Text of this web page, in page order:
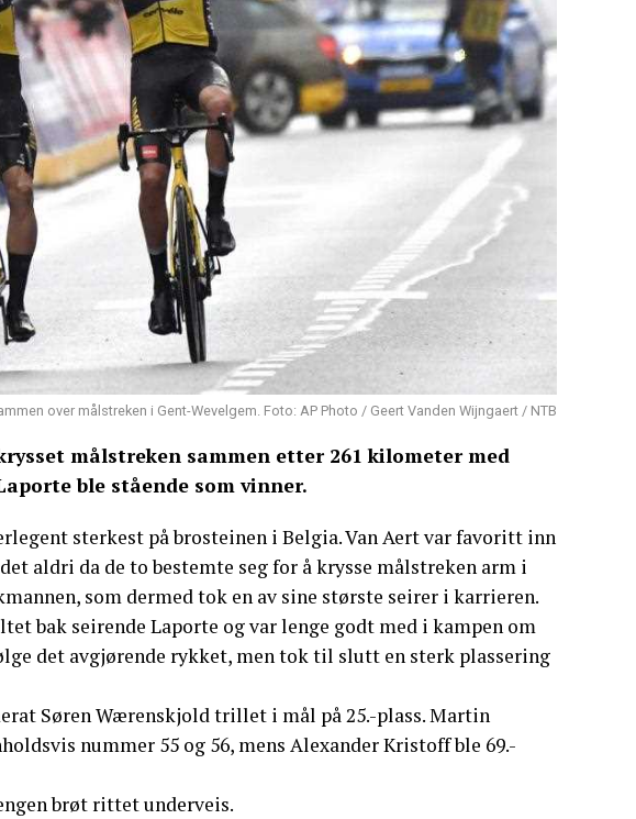
over målstreken i Gent-Wevelgem. Foto: AP Photo / Geert Vanden Wijngaert / NTB
målstreken sammen etter 261 kilometer med
ble stående som vinner.
sterkest på brosteinen i Belgia. Van Aert var favoritt inn
aldri da de to bestemte seg for å krysse målstreken arm i
som dermed tok en av sine største seirer i karrieren.
bak seirende Laporte og var lenge godt med i kampen om
det avgjørende rykket, men tok til slutt en sterk plassering
Søren Wærenskjold trillet i mål på 25.-plass. Martin
nummer 55 og 56, mens Alexander Kristoff ble 69.-
brøt rittet underveis.